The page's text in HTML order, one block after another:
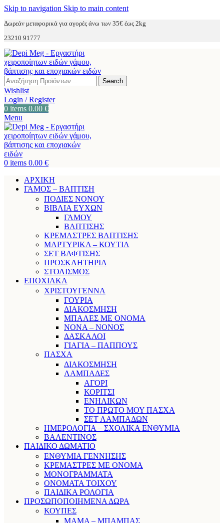
Skip to navigation Skip to main content
Δωρεάν μεταφορικά για αγορές άνω των 35€ έως 2kg
23210 91777
Search
Wishlist
Login / Register
0 items 0.00 €
Menu
0 items 0.00 €
ΑΡΧΙΚΗ
ΓΑΜΟΣ – ΒΑΠΤΙΣΗ
ΠΟΔΙΕΣ ΝΟΝΟΥ
ΒΙΒΛΙΑ ΕΥΧΩΝ
ΓΑΜΟΥ
ΒΑΠΤΙΣΗΣ
ΚΡΕΜΑΣΤΡΕΣ ΒΑΠΤΙΣΗΣ
ΜΑΡΤΥΡΙΚΑ – ΚΟΥΤΙΑ
ΣΕΤ ΒΑΦΤΙΣΗΣ
ΠΡΟΣΚΛΗΤΗΡΙΑ
ΣΤΟΛΙΣΜΟΣ
ΕΠΟΧΙΑΚΑ
ΧΡΙΣΤΟΥΓΕΝΝΑ
ΓΟΥΡΙΑ
ΔΙΑΚΟΣΜΗΣΗ
ΜΠΑΛΕΣ ΜΕ ΟΝΟΜΑ
ΝΟΝΑ – ΝΟΝΟΣ
ΔΑΣΚΑΛΟΙ
ΓΙΑΓΙΑ – ΠΑΠΠΟΥΣ
ΠΑΣΧΑ
ΔΙΑΚΟΣΜΗΣΗ
ΛΑΜΠΑΔΕΣ
ΑΓΟΡΙ
ΚΟΡΙΤΣΙ
ΕΝΗΛΙΚΩΝ
ΤΟ ΠΡΩΤΟ ΜΟΥ ΠΑΣΧΑ
ΣΕΤ ΛΑΜΠΑΔΩΝ
ΗΜΕΡΟΛΟΓΙΑ – ΣΧΟΛΙΚΑ ΕΝΘΥΜΙΑ
ΒΑΛΕΝΤΙΝΟΣ
ΠΑΙΔΙΚΟ ΔΩΜΑΤΙΟ
ΕΝΘΥΜΙΑ ΓΕΝΝΗΣΗΣ
ΚΡΕΜΑΣΤΡΕΣ ΜΕ ΟΝΟΜΑ
ΜΟΝΟΓΡΑΜΜΑΤΑ
ΟΝΟΜΑΤΑ ΤΟΙΧΟΥ
ΠΑΙΔΙΚΑ ΡΟΛΟΓΙΑ
ΠΡΟΣΩΠΟΠΟΙΗΜΕΝΑ ΔΩΡΑ
ΚΟΥΠΕΣ
ΜΑΜΑ – ΜΠΑΜΠΑΣ